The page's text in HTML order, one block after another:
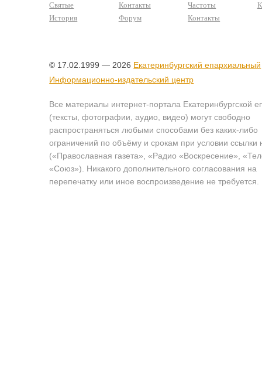
Святые
История
Контакты
Форум
Частоты
Контакты
© 17.02.1999 — 2026 Екатеринбургский епархиальный
Информационно-издательский центр
Все материалы интернет-портала Екатеринбургской
(тексты, фотографии, аудио, видео) могут свободно
распространяться любыми способами без каких-либо
ограничений по объёму и срокам при условии ссылки
(«Православная газета», «Радио «Воскресение»,
«Союз»). Никакого дополнительного согласования на
перепечатку или иное воспроизведение не требуется.